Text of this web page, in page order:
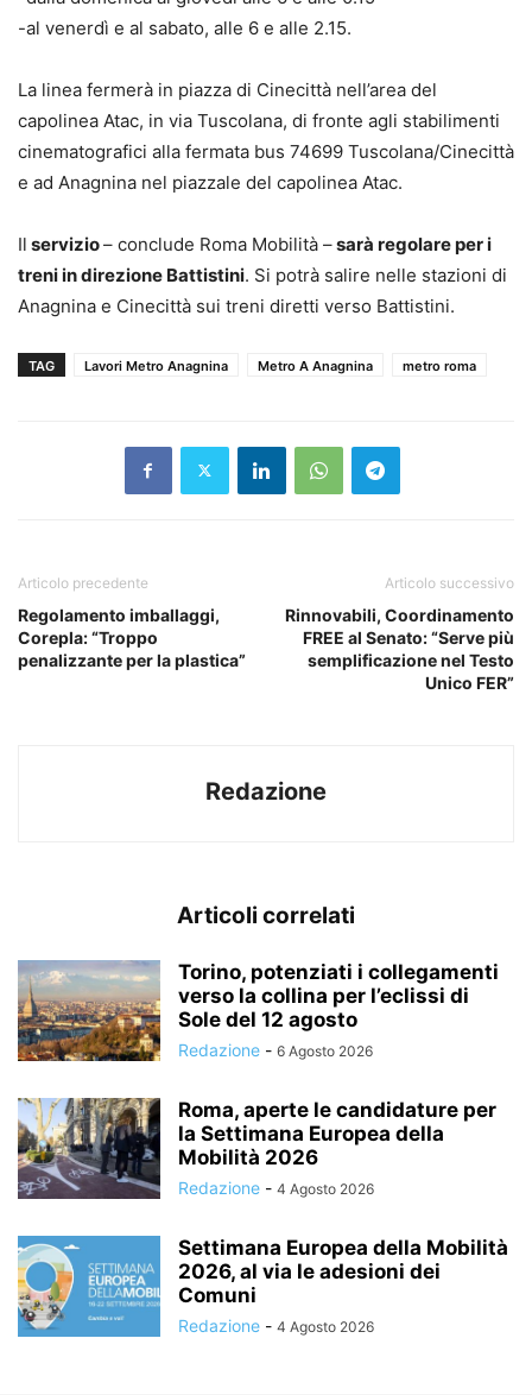
-al venerdì e al sabato, alle 6 e alle 2.15.
La linea fermerà in piazza di Cinecittà nell’area del
capolinea Atac, in via Tuscolana, di fronte agli stabilimenti
cinematografici alla fermata bus 74699 Tuscolana/Cinecittà
e ad Anagnina nel piazzale del capolinea Atac.
Il servizio– conclude Roma Mobilità –sarà regolare per i
treni in direzione Battistini. Si potrà salire nelle stazioni di
Anagnina e Cinecittà sui treni diretti verso Battistini.
TAG Lavori Metro Anagnina Metro A Anagnina metro roma
Articolo precedente
Regolamento imballaggi,
Corepla: “Troppo
penalizzante per la plastica”
Articolo successivo
Rinnovabili, Coordinamento
FREE al Senato: “Serve più
semplificazione nel Testo
Unico FER”
Redazione
Articoli correlati
Torino, potenziati i collegamenti
verso la collina per l’eclissi di
Sole del 12 agosto
Redazione - 6 Agosto 2026
Roma, aperte le candidature per
la Settimana Europea della
Mobilità 2026
Redazione - 4 Agosto 2026
Settimana Europea della Mobilità
2026, al via le adesioni dei
Comuni
Redazione - 4 Agosto 2026